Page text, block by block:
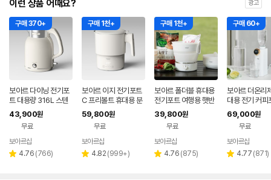
이런 상품 어때요? 광고
구매 370+
보아르 다이닝 전기포
트 대용량 316L 스텐
커피포트 2L 보온 무
선 올스텐 포터 주전자
43,900원
무료
페이
보아르샵
별 4.76 리
(766)
구매 1천+
보아르 이지 전기포트
C 프리볼트 휴대용 분
유포트 접이식 여행용
커피 햇반 SUS316
59,800원
무료
페이
보아르샵
별 4.82 리
(999+)
구매 1천+
보아르 폴더블 휴대용
전기포트 여행용 햇반
접이식 커피 프리볼트
캠핑
39,800원
무료
페이
보아르샵
별 4.76 리
(875)
구매 60+
보아르 더온리
대용 전기 커피
유포트 여행용
미니 3초출수
69,000원
무료
페이
보아르샵
별 4.77 리
(871)